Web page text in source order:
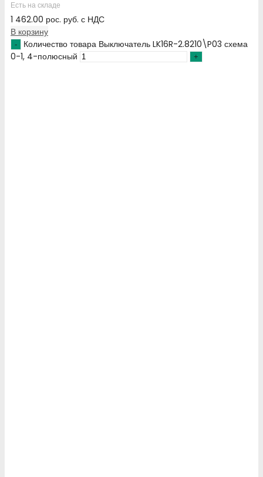
Есть на складе
1 462.00 рос. руб. с НДС
В корзину
Количество товара Выключатель LK16R-2.8210\P03 схема
0-1, 4-полюсный